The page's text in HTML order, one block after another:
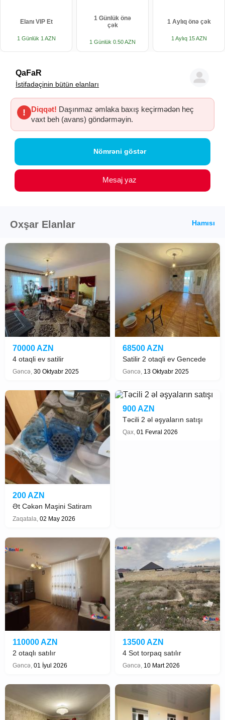
Elanı VIP Et
1 Günlük 1 AZN
1 Günlük önə
çək
1 Günlük 0.50 AZN
1 Aylıq önə çək
1 Aylıq 15 AZN
QaFaR
İstifadəçinin bütün elanları
! Diqqət! Daşınmaz əmlaka baxış keçirmədən heç
vaxt beh (avans) göndərməyin.
Nömrəni göstər
Mesaj yaz
Hamısı
Oxşar Elanlar
70000 AZN
4 otaqli ev satilir
Gəncə, 30 Oktyabr 2025
68500 AZN
Satilir 2 otaqli ev Gencede
Gəncə, 13 Oktyabr 2025
200 AZN
Ət Cəkən Maşini Satiram
Zaqatala, 02 May 2026
900 AZN
Təcili 2 əl əşyaların satışı
Qax, 01 Fevral 2026
110000 AZN
2 otaqlı satılır
Gəncə, 01 İyul 2026
13500 AZN
4 Sot torpaq satılır
Gəncə, 10 Mart 2026